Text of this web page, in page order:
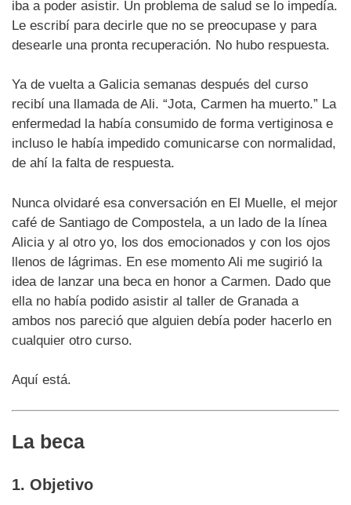
iba a poder asistir. Un problema de salud se lo impedía.
Le escribí para decirle que no se preocupase y para
desearle una pronta recuperación. No hubo respuesta.
Ya de vuelta a Galicia semanas después del curso
recibí una llamada de Ali. “Jota, Carmen ha muerto.” La
enfermedad la había consumido de forma vertiginosa e
incluso le había impedido comunicarse con normalidad,
de ahí la falta de respuesta.
Nunca olvidaré esa conversación en El Muelle, el mejor
café de Santiago de Compostela, a un lado de la línea
Alicia y al otro yo, los dos emocionados y con los ojos
llenos de lágrimas. En ese momento Ali me sugirió la
idea de lanzar una beca en honor a Carmen. Dado que
ella no había podido asistir al taller de Granada a
ambos nos pareció que alguien debía poder hacerlo en
cualquier otro curso.
Aquí está.
La beca
1. Objetivo